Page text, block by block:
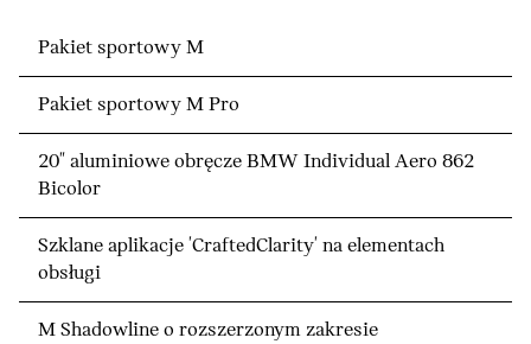
Pakiet sportowy M
Pakiet sportowy M Pro
20" aluminiowe obręcze BMW Individual Aero 862
Bicolor
Szklane aplikacje 'CraftedClarity' na elementach
obsługi
M Shadowline o rozszerzonym zakresie